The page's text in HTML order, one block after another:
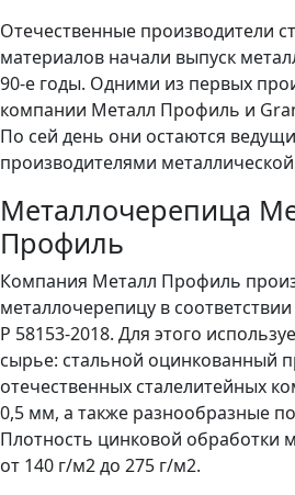
Отечественные производители
материалов начали выпуск
90-е годы. Одними из первых
компании Металл Профиль и
По сей день они остаются
производителями
Металлочерепица
Профиль
Компания Металл Профиль
металлочерепицу в
Р 58153-2018. Для этого
сырье: стальной оцинкованный
отечественных сталелитейных
0,5 мм, а также разнообразные
Плотность цинковой обработки
от 140 г/м2 до 275 г/м2.